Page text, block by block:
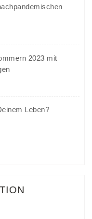
2023 mit
Leben?